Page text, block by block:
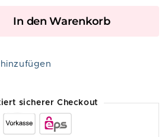
In den Warenkorb
sicherer Checkout